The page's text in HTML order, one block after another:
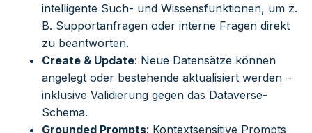
intelligente Such- und Wissensfunktionen, um z.
B. Supportanfragen oder interne Fragen direkt
zu beantworten.
Create & Update: Neue Datensätze können
angelegt oder bestehende aktualisiert werden –
inklusive Validierung gegen das Dataverse-
Schema.
Grounded Prompts: Kontextsensitive Prompts